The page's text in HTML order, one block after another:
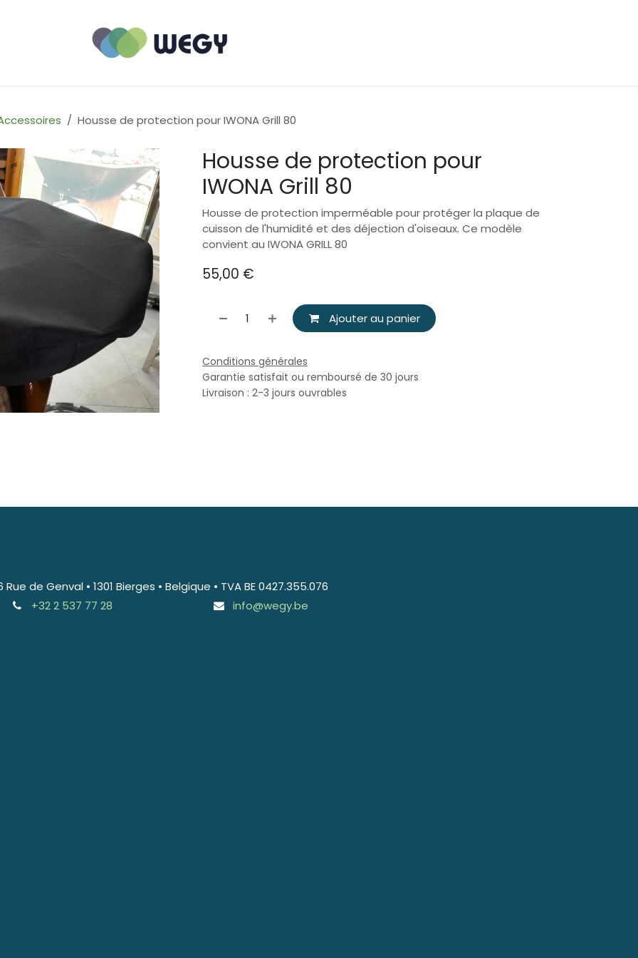
Housse de protection pour IWONA Grill 80
Housse de protection pour
IWONA Grill 80
Housse de protection imperméable pour protéger la plaque de
cuisson de l'humidité et des déjection d'oiseaux. Ce modèle
convient au IWONA GRILL 80
55,00 €
Ajouter au panier
Conditions générales
Garantie satisfait ou remboursé de 30 jours
Livraison : 2-3 jours ouvrables
Rue de Genval • 1301 Bierges • Belgique • TVA BE 0427.355.076
+32 2 537 77 28
info@wegy.be